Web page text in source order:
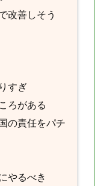
改善しそう
すぎ
ろがある
の責任をパチ
やるべき